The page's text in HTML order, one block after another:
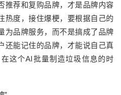
推荐和复购品牌，才是品牌内容
热度，接住爆梗，要根据自己的
为品牌服务，而不是搞成了品牌
还能记住的品牌，才能说自己真
这个AI批量制造垃圾信息的时